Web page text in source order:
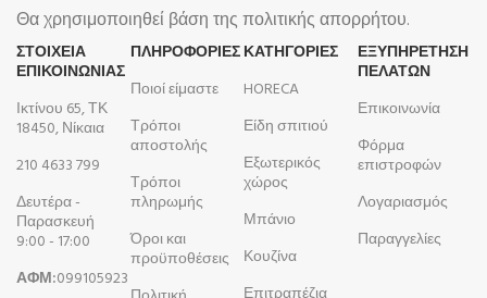
Θα χρησιμοποιηθεί βάση της πολιτικής απορρήτου.
ΣΤΟΙΧΕΙΑ
ΕΠΙΚΟΙΝΩΝΙΑΣ
Ικτίνου 65, ΤΚ
18450, Νίκαια
210 4633 799
Δευτέρα -
Παρασκευή
9:00 - 17:00
ΑΦΜ:099105923
ΠΛΗΡΟΦΟΡΊΕΣ
Ποιοί είμαστε
Τρόποι
αποστολής
Τρόποι
πληρωμής
Όροι και
προϋποθέσεις
ΚΑΤΗΓΟΡΙΕΣ
HORECA
Είδη σπιτιού
Εξωτερικός
χώρος
Μπάνιο
Κουζίνα
ΕΞΥΠΗΡΕΤΗΣΗ
ΠΕΛΑΤΩΝ
Επικοινωνία
Φόρμα
επιστροφών
Λογαριασμός
Παραγγελίες